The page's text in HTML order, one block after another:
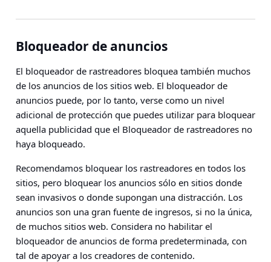
Bloqueador de anuncios
El bloqueador de rastreadores bloquea también muchos
de los anuncios de los sitios web. El bloqueador de
anuncios puede, por lo tanto, verse como un nivel
adicional de protección que puedes utilizar para bloquear
aquella publicidad que el Bloqueador de rastreadores no
haya bloqueado.
Recomendamos bloquear los rastreadores en todos los
sitios, pero bloquear los anuncios sólo en sitios donde
sean invasivos o donde supongan una distracción. Los
anuncios son una gran fuente de ingresos, si no la única,
de muchos sitios web. Considera no habilitar el
bloqueador de anuncios de forma predeterminada, con
tal de apoyar a los creadores de contenido.